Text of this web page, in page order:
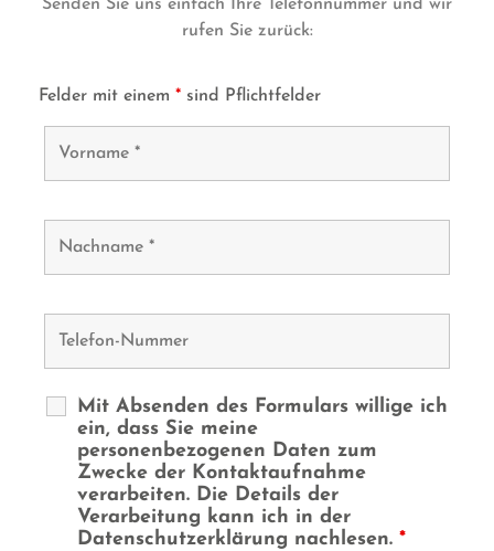
Senden Sie uns einfach Ihre Telefonnummer und wir
rufen Sie zurück:
Felder mit einem * sind Pflichtfelder
Mit Absenden des Formulars willige ich
ein, dass Sie meine
personenbezogenen Daten zum
Zwecke der Kontaktaufnahme
verarbeiten. Die Details der
Verarbeitung kann ich in der
Datenschutzerklärung nachlesen. *